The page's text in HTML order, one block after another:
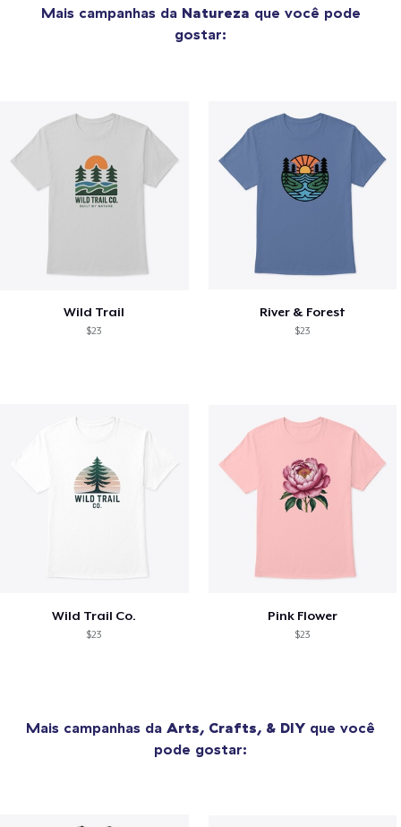
Mais campanhas da Natureza que você pode
gostar:
Wild Trail
$23
River & Forest
$23
Wild Trail Co.
$23
Pink Flower
$23
Mais campanhas da Arts, Crafts, & DIY que você
pode gostar: